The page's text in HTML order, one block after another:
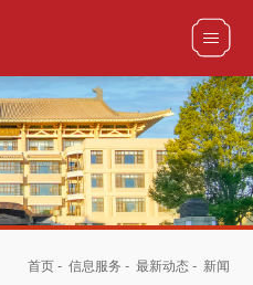
首页 - 信息服务 - 最新动态 - 新闻